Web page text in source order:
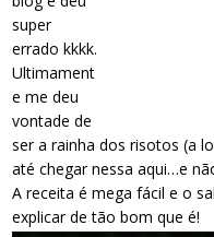
super
errado kkkk.
Ultimament
e me deu
vontade de
ser a rainha dos risotos (a
até chegar nessa aqui…e
A receita é mega fácil e o
explicar de tão bom que é!